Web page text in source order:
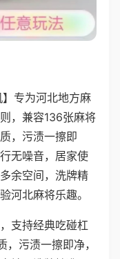
】专为河北地方麻
，兼容136张麻将
，污渍一擦即
无噪音，居家使
余空间，洗牌精
河北麻将乐趣。
支持经典吃碰杠
污渍一擦即净，